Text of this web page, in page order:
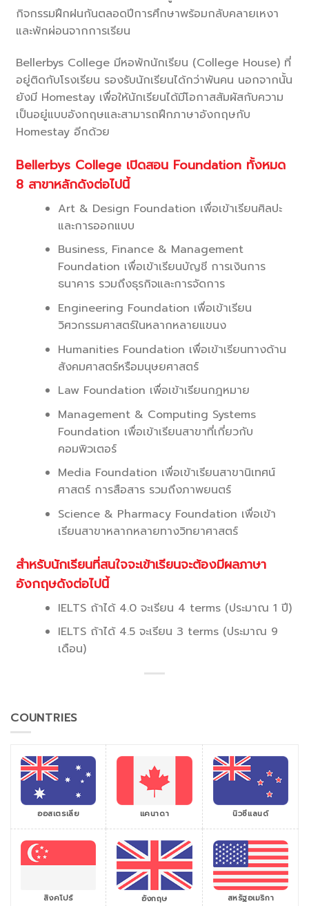
กิจกรรมฝึกฝนกันตลอดปีการศึกษาพร้อมกลับคลายเหงา
และพักผ่อนจากการเรียน
Bellerbys College มีหอพักนักเรียน (College House) ที่
อยู่ติดกับโรงเรียน รองรับนักเรียนได้กว่าพันคน นอกจากนั้น
ยังมี Homestay เพื่อให้นักเรียนได้มีโอกาสสัมผัสกับความ
เป็นอยู่แบบอังกฤษและสามารถฝึกภาษาอังกฤษกับ
Homestay อีกด้วย
Bellerbys College เปิดสอน Foundation ทั้งหมด
8 สาขาหลักดังต่อไปนี้
Art & Design Foundation เพื่อเข้าเรียนศิลปะ
และการออกแบบ
Business, Finance & Management
Foundation เพื่อเข้าเรียนบัญชี การเงินการ
ธนาคาร รวมถึงธุรกิจและการจัดการ
Engineering Foundation เพื่อเข้าเรียน
วิศวกรรมศาสตร์ในหลากหลายแขนง
Humanities Foundation เพื่อเข้าเรียนทางด้าน
สังคมศาสตร์หรือมนุษยศาสตร์
Law Foundation เพื่อเข้าเรียนกฎหมาย
Management & Computing Systems
Foundation เพื่อเข้าเรียนสาขาที่เกี่ยวกับ
คอมพิวเตอร์
Media Foundation เพื่อเข้าเรียนสาขานิเทศน์
ศาสตร์ การสือสาร รวมถึงภาพยนตร์
Science & Pharmacy Foundation เพื่อเข้า
เรียนสาขาหลากหลายทางวิทยาศาสตร์
สำหรับนักเรียนที่สนใจจะเข้าเรียนจะต้องมีผลภาษา
อังกฤษดังต่อไปนี้
IELTS ถ้าได้ 4.0 จะเรียน 4 terms (ประมาณ 1 ปี)
IELTS ถ้าได้ 4.5 จะเรียน 3 terms (ประมาณ 9
เดือน)
COUNTRIES
ออสเตรเลีย แคนาดา นิวซีแลนด์
สิงคโปร์ อังกฤษ สหรัฐอเมริกา